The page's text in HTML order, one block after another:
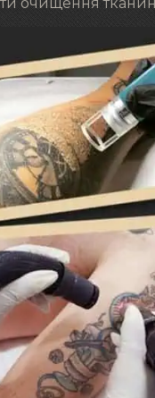
очищення тканин.